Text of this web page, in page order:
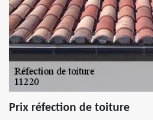
Prix réfection de toiture